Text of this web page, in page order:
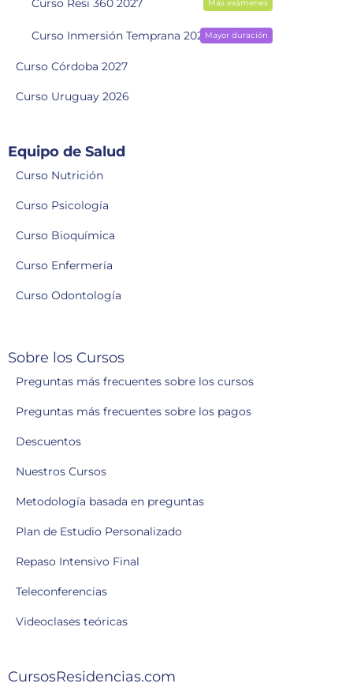
Curso Resi 360 2027 Más exámenes
Curso Inmersión Temprana 2028Mayor duración
Curso Córdoba 2027
Curso Uruguay 2026
Equipo de Salud
Curso Nutrición
Curso Psicología
Curso Bioquímica
Curso Enfermería
Curso Odontología
Sobre los Cursos
Preguntas más frecuentes sobre los cursos
Preguntas más frecuentes sobre los pagos
Descuentos
Nuestros Cursos
Metodología basada en preguntas
Plan de Estudio Personalizado
Repaso Intensivo Final
Teleconferencias
Videoclases teóricas
CursosResidencias.com